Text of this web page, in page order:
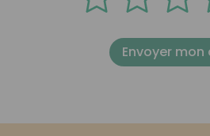
Envoyer mon